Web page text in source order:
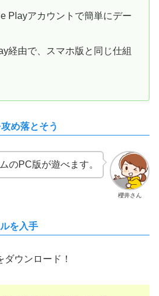
Playアカウントで簡単にデー
経由で、スマホ版と同じ仕組
め落とそう
櫻井さん
のPC版が遊べます。
を入手
ウンロード！